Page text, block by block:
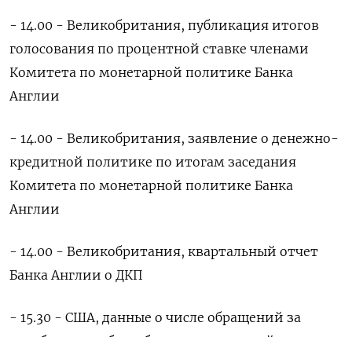
- 14.00 - Великобритания, публикация итогов
голосования по процентной ставке членами
Комитета по монетарной политике Банка
Англии
- 14.00 - Великобритания, заявление о денежно-
кредитной политике по итогам заседания
Комитета по монетарной политике Банка
Англии
- 14.00 - Великобритания, квартальный отчет
Банка Англии о ДКП
- 15.30 - США, данные о числе обращений за